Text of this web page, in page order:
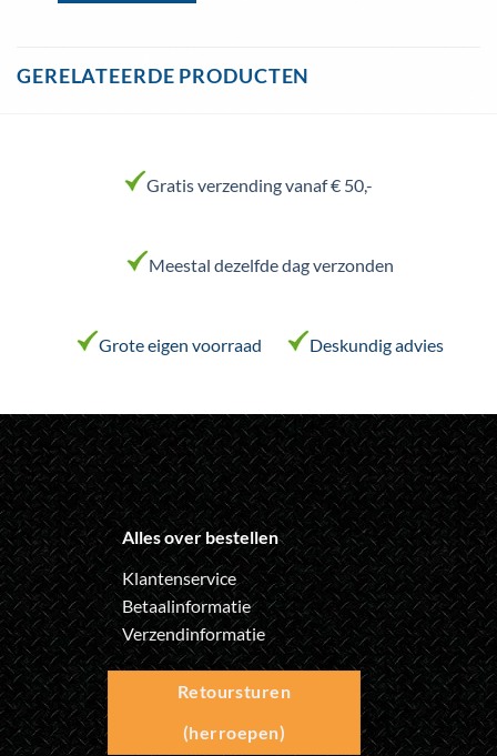
meerdere
kan
de
GERELATEERDE PRODUCTEN
Gratis verzending vanaf € 50,-
Meestal dezelfde dag verzonden
Grote eigen voorraad Deskundig advies
Alles over bestellen
Klantenservice
Betaalinformatie
Verzendinformatie
Retoursturen
(herroepen)